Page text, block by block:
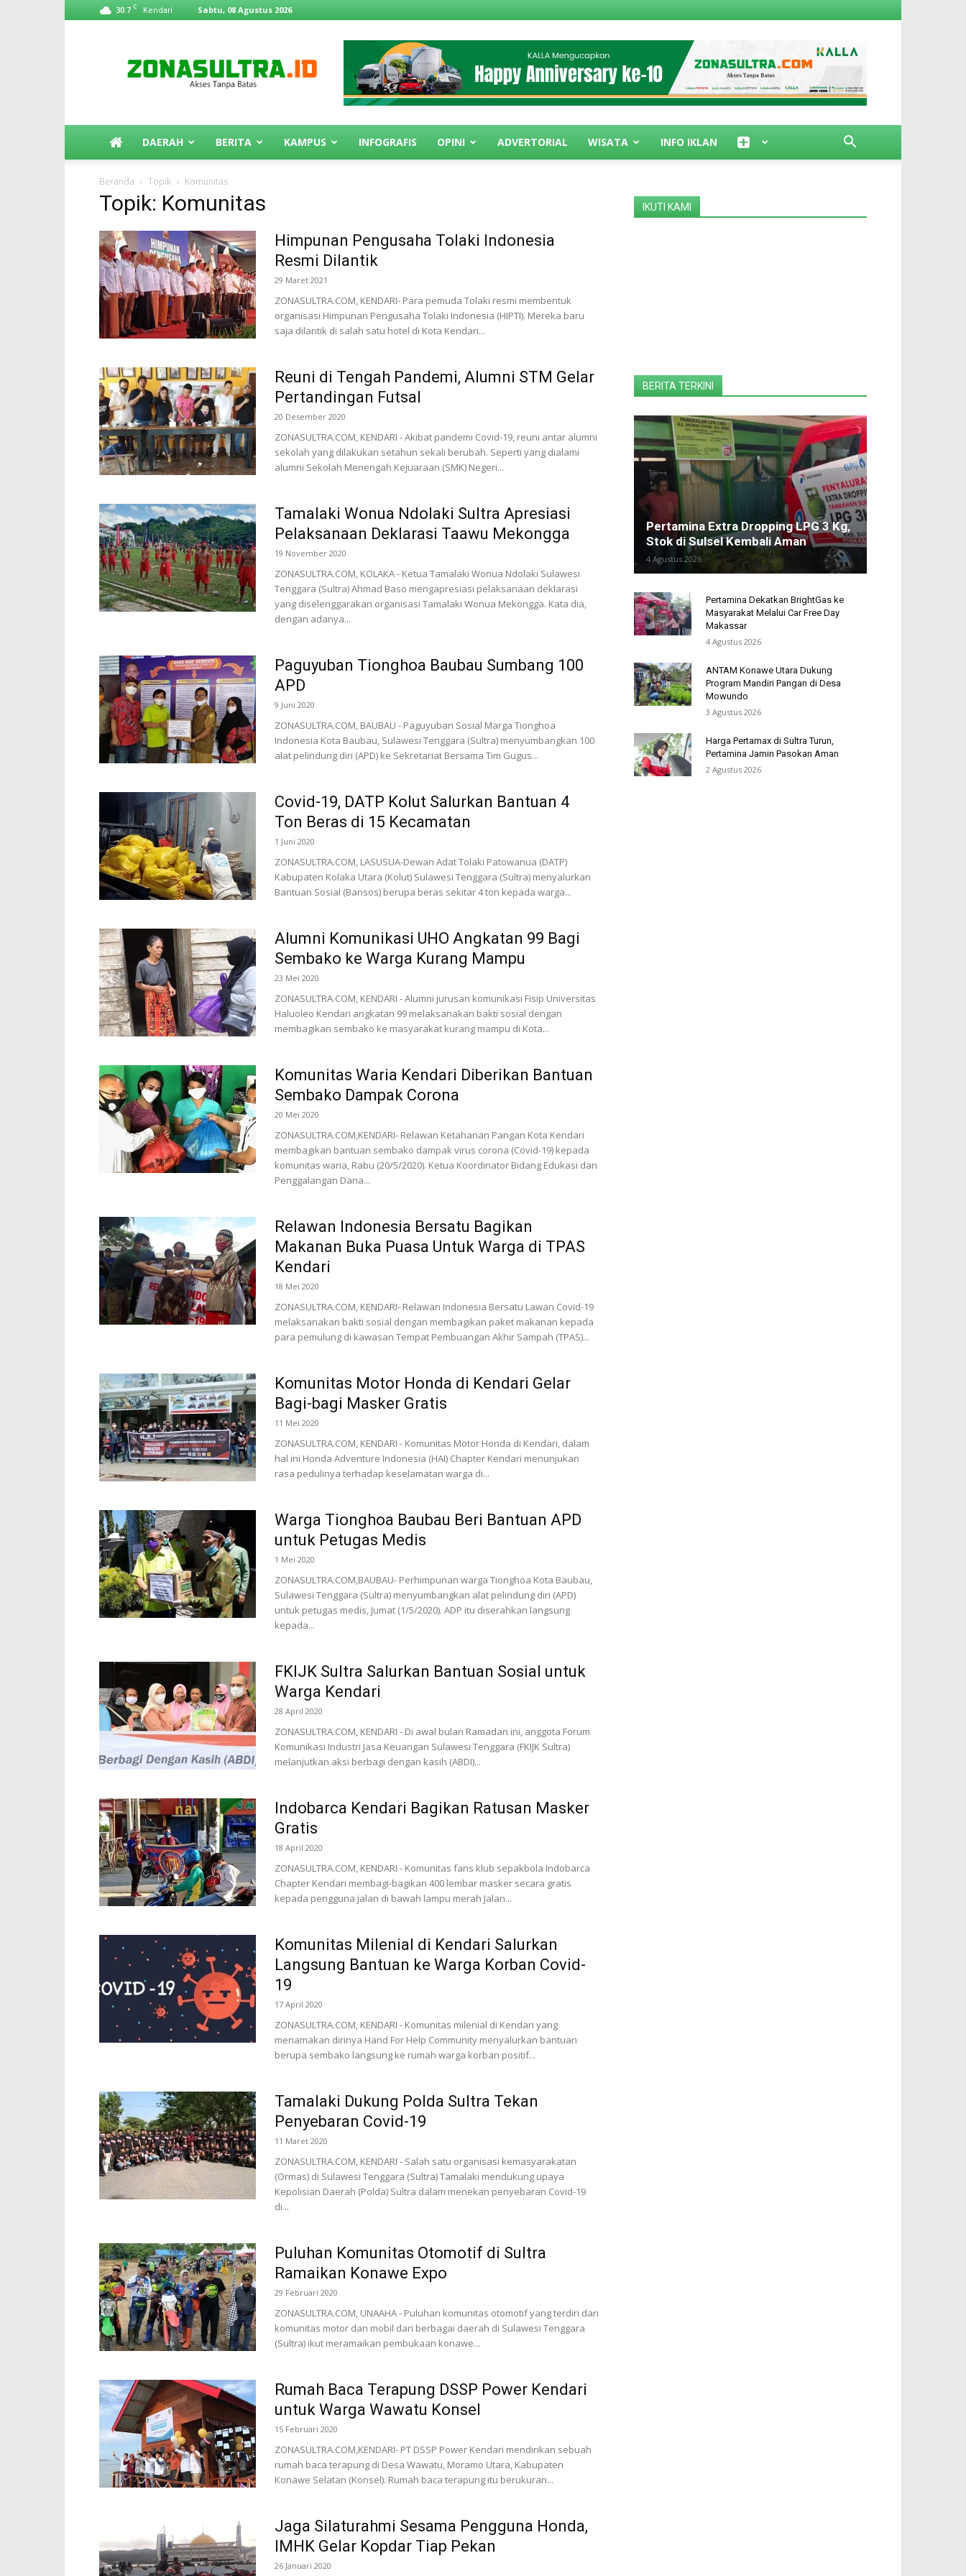
30.7 C Kendari Sabtu, 08 Agustus 2026
DAERAH BERITA KAMPUS INFOGRAFIS OPINI ADVERTORIAL WISATA INFO IKLAN
Beranda Topik Komunitas
Topik: Komunitas
Himpunan Pengusaha Tolaki Indonesia
Resmi Dilantik
29 Maret 2021
ZONASULTRA.COM, KENDARI- Para pemuda Tolaki resmi membentuk
organisasi Himpunan Pengusaha Tolaki Indonesia (HIPTI). Mereka baru
saja dilantik di salah satu hotel di Kota Kendari...
Reuni di Tengah Pandemi, Alumni STM Gelar
Pertandingan Futsal
20 Desember 2020
ZONASULTRA.COM, KENDARI - Akibat pandemi Covid-19, reuni antar alumni
sekolah yang dilakukan setahun sekali berubah. Seperti yang dialami
alumni Sekolah Menengah Kejuaraan (SMK) Negeri...
Tamalaki Wonua Ndolaki Sultra Apresiasi
Pelaksanaan Deklarasi Taawu Mekongga
19 November 2020
ZONASULTRA.COM, KOLAKA - Ketua Tamalaki Wonua Ndolaki Sulawesi
Tenggara (Sultra) Ahmad Baso mengapresiasi pelaksanaan deklarasi
yang diselenggarakan organisasi Tamalaki Wonua Mekongga. Kata dia,
dengan adanya...
Paguyuban Tionghoa Baubau Sumbang 100
APD
9 Juni 2020
ZONASULTRA.COM, BAUBAU - Paguyuban Sosial Marga Tionghoa
Indonesia Kota Baubau, Sulawesi Tenggara (Sultra) menyumbangkan 100
alat pelindung diri (APD) ke Sekretariat Bersama Tim Gugus...
Covid-19, DATP Kolut Salurkan Bantuan 4
Ton Beras di 15 Kecamatan
1 Juni 2020
ZONASULTRA.COM, LASUSUA-Dewan Adat Tolaki Patowanua (DATP)
Kabupaten Kolaka Utara (Kolut) Sulawesi Tenggara (Sultra) menyalurkan
Bantuan Sosial (Bansos) berupa beras sekitar 4 ton kepada warga...
Alumni Komunikasi UHO Angkatan 99 Bagi
Sembako ke Warga Kurang Mampu
23 Mei 2020
ZONASULTRA.COM, KENDARI - Alumni jurusan komunikasi Fisip Universitas
Haluoleo Kendari angkatan 99 melaksanakan bakti sosial dengan
membagikan sembako ke masyarakat kurang mampu di Kota...
Komunitas Waria Kendari Diberikan Bantuan
Sembako Dampak Corona
20 Mei 2020
ZONASULTRA.COM,KENDARI- Relawan Ketahanan Pangan Kota Kendari
membagikan bantuan sembako dampak virus corona (Covid-19) kepada
komunitas waria, Rabu (20/5/2020). Ketua Koordinator Bidang Edukasi dan
Penggalangan Dana...
Relawan Indonesia Bersatu Bagikan
Makanan Buka Puasa Untuk Warga di TPAS
Kendari
18 Mei 2020
ZONASULTRA.COM, KENDARI- Relawan Indonesia Bersatu Lawan Covid-19
melaksanakan bakti sosial dengan membagikan paket makanan kepada
para pemulung di kawasan Tempat Pembuangan Akhir Sampah (TPAS)...
Komunitas Motor Honda di Kendari Gelar
Bagi-bagi Masker Gratis
11 Mei 2020
ZONASULTRA.COM, KENDARI - Komunitas Motor Honda di Kendari, dalam
hal ini Honda Adventure Indonesia (HAI) Chapter Kendari menunjukan
rasa pedulinya terhadap keselamatan warga di...
Warga Tionghoa Baubau Beri Bantuan APD
untuk Petugas Medis
1 Mei 2020
ZONASULTRA.COM,BAUBAU- Perhimpunan warga Tionghoa Kota Baubau,
Sulawesi Tenggara (Sultra) menyumbangkan alat pelindung diri (APD)
untuk petugas medis, Jumat (1/5/2020). ADP itu diserahkan langsung
kepada...
FKIJK Sultra Salurkan Bantuan Sosial untuk
Warga Kendari
28 April 2020
ZONASULTRA.COM, KENDARI - Di awal bulan Ramadan ini, anggota Forum
Komunikasi Industri Jasa Keuangan Sulawesi Tenggara (FKIJK Sultra)
melanjutkan aksi berbagi dengan kasih (ABDI)...
Indobarca Kendari Bagikan Ratusan Masker
Gratis
18 April 2020
ZONASULTRA.COM, KENDARI - Komunitas fans klub sepakbola Indobarca
Chapter Kendari membagi-bagikan 400 lembar masker secara gratis
kepada pengguna jalan di bawah lampu merah Jalan...
Komunitas Milenial di Kendari Salurkan
Langsung Bantuan ke Warga Korban Covid-
19
17 April 2020
ZONASULTRA.COM, KENDARI - Komunitas milenial di Kendari yang
menamakan dirinya Hand For Help Community menyalurkan bantuan
berupa sembako langsung ke rumah warga korban positif...
Tamalaki Dukung Polda Sultra Tekan
Penyebaran Covid-19
11 Maret 2020
ZONASULTRA.COM, KENDARI - Salah satu organisasi kemasyarakatan
(Ormas) di Sulawesi Tenggara (Sultra) Tamalaki mendukung upaya
Kepolisian Daerah (Polda) Sultra dalam menekan penyebaran Covid-19
di...
Puluhan Komunitas Otomotif di Sultra
Ramaikan Konawe Expo
29 Februari 2020
ZONASULTRA.COM, UNAAHA - Puluhan komunitas otomotif yang terdiri dari
komunitas motor dan mobil dari berbagai daerah di Sulawesi Tenggara
(Sultra) ikut meramaikan pembukaan konawe...
Rumah Baca Terapung DSSP Power Kendari
untuk Warga Wawatu Konsel
15 Februari 2020
ZONASULTRA.COM,KENDARI- PT DSSP Power Kendari mendirikan sebuah
rumah baca terapung di Desa Wawatu, Moramo Utara, Kabupaten
Konawe Selatan (Konsel). Rumah baca terapung itu berukuran...
Jaga Silaturahmi Sesama Pengguna Honda,
IMHK Gelar Kopdar Tiap Pekan
26 Januari 2020
IKUTI KAMI
BERITA TERKINI
Pertamina Extra Dropping LPG 3 Kg,
Stok di Sulsel Kembali Aman
4 Agustus 2026
Pertamina Dekatkan BrightGas ke
Masyarakat Melalui Car Free Day
Makassar
4 Agustus 2026
ANTAM Konawe Utara Dukung
Program Mandiri Pangan di Desa
Mowundo
3 Agustus 2026
Harga Pertamax di Sultra Turun,
Pertamina Jamin Pasokan Aman
2 Agustus 2026